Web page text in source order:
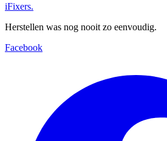
iFixers.
Herstellen was nog nooit zo eenvoudig.
Facebook